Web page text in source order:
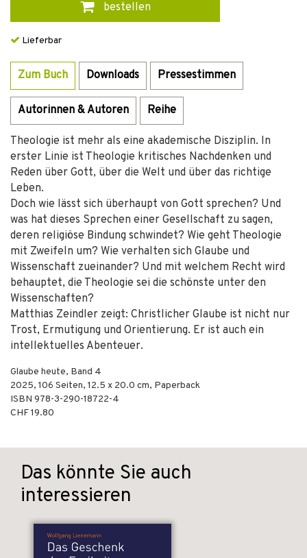
bestellen
Lieferbar
Zum Buch Downloads Pressestimmen
Autorinnen & Autoren Reihe
Theologie ist mehr als eine akademische Disziplin. In
erster Linie ist Theologie kritisches Nachdenken und
Reden über Gott, über die Welt und über das richtige
Leben.
Doch wie lässt sich überhaupt von Gott sprechen? Und
was hat dieses Sprechen einer Gesellschaft zu sagen,
deren religiöse Bindung schwindet? Wie geht Theologie
mit Zweifeln um? Wie verhalten sich Glaube und
Wissenschaft zueinander? Und mit welchem Recht wird
behauptet, die Theologie sei die schönste unter den
Wissenschaften?
Matthias Zeindler zeigt: Christlicher Glaube ist nicht nur
Trost, Ermutigung und Orientierung. Er ist auch ein
intellektuelles Abenteuer.
Glaube heute, Band 4
2025, 106 Seiten, 12.5 x 20.0 cm, Paperback
ISBN 978-3-290-18722-4
CHF 19.80
Das könnte Sie auch
interessieren